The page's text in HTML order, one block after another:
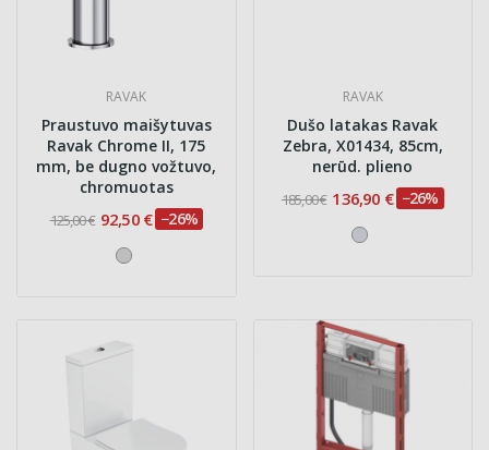
RAVAK
Praustuvo maišytuvas
Ravak Chrome II, 175
mm, be dugno vožtuvo,
chromuotas
125,00 € 92,50 € −26%
RAVAK
Dušo latakas Ravak
Zebra, X01434, 85cm,
nerūd. plieno
185,00 € 136,90 € −26%